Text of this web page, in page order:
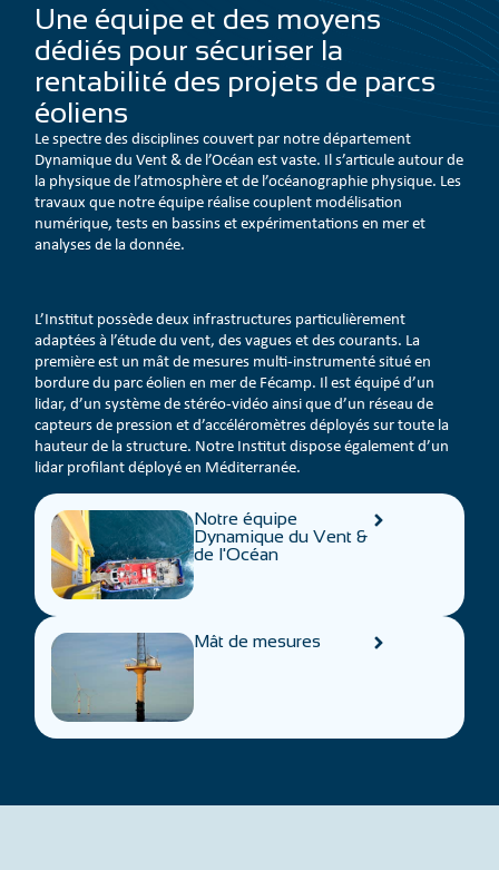
Une équipe et des moyens
dédiés pour sécuriser la
rentabilité des projets de parcs
éoliens
Le spectre des disciplines couvert par notre département
Dynamique du Vent & de l’Océan est vaste. Il s’articule autour de
la physique de l’atmosphère et de l’océanographie physique. Les
travaux que notre équipe réalise couplent modélisation
numérique, tests en bassins et expérimentations en mer et
analyses de la donnée.
L’Institut possède deux infrastructures particulièrement
adaptées à l’étude du vent, des vagues et des courants. La
première est un mât de mesures multi-instrumenté situé en
bordure du parc éolien en mer de Fécamp. Il est équipé d’un
lidar, d’un système de stéréo-vidéo ainsi que d’un réseau de
capteurs de pression et d’accéléromètres déployés sur toute la
hauteur de la structure. Notre Institut dispose également d’un
lidar profilant déployé en Méditerranée.
Notre équipe
Dynamique du Vent &
de l'Océan
Mât de mesures